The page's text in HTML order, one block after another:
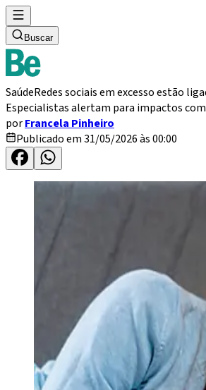
Buscar
SaúdeRedes sociais em excesso estão
Especialistas alertam para impactos
porFrancela Pinheiro
Publicado em 31/05/2026 às 00:00